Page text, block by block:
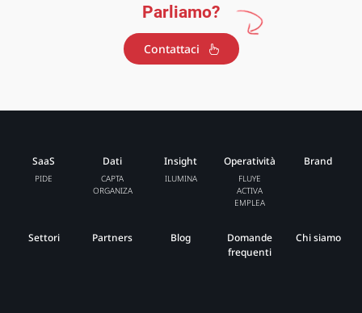
Parliamo?
Contattaci
SaaS
PIDE
Dati
CAPTA
ORGANIZA
Insight
ILUMINA
Operatività
FLUYE
ACTIVA
EMPLEA
Brand
Settori Partners Blog
Domande
frequenti
Chi siamo